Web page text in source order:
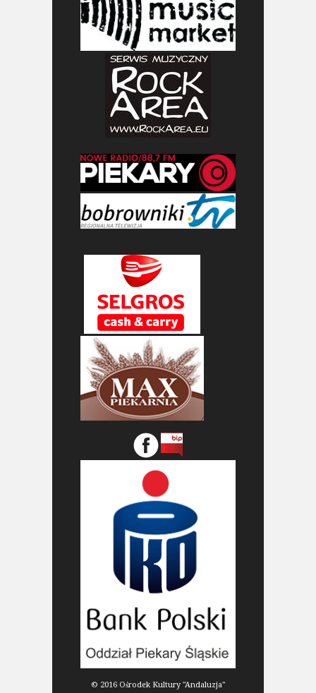
© 2016 Ośrodek Kultury "Andaluzja"